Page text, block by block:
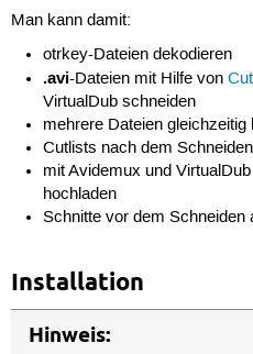
Man kann damit:
otrkey-Dateien dekodieren
.avi-Dateien mit Hilfe von
VirtualDub schneiden
mehrere Dateien gleichzeitig
Cutlists nach dem
mit Avidemux und
hochladen
Schnitte vor dem Schneiden
Installation
Hinweis: